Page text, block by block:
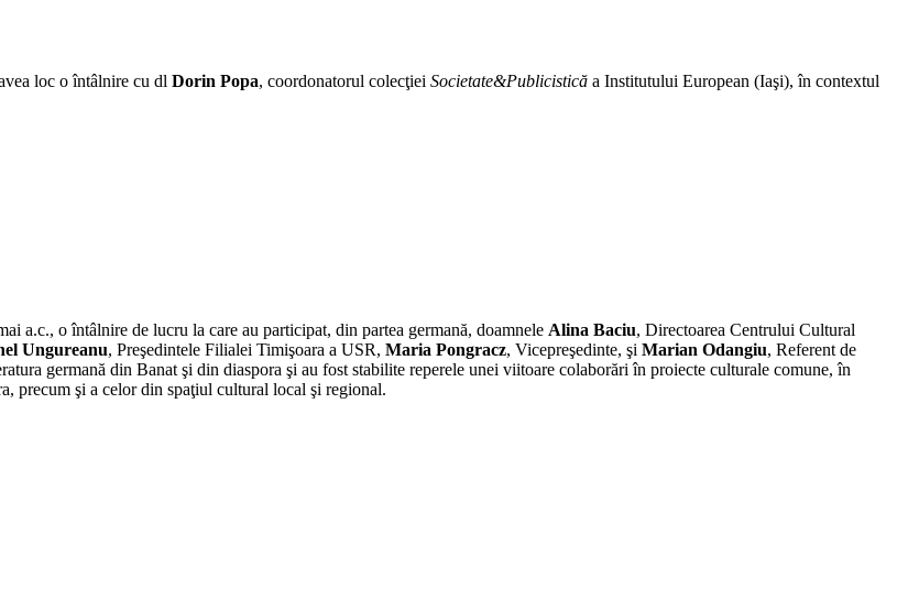
loc o întâlnire cu dl Dorin Popa, coordonatorul colecţiei Societate&Publicistică a Institutului European (Iaşi), în contextul
o întâlnire de lucru la care au participat, din partea germană, doamnele Alina Baciu, Directoarea Centrului Cultural
Ungureanu, Preşedintele Filialei Timişoara a USR, Maria Pongracz, Vicepreşedinte, şi Marian Odangiu, Referent de
germană din Banat şi din diaspora şi au fost stabilite reperele unei viitoare colaborări în proiecte culturale comune, în
precum şi a celor din spaţiul cultural local şi regional.